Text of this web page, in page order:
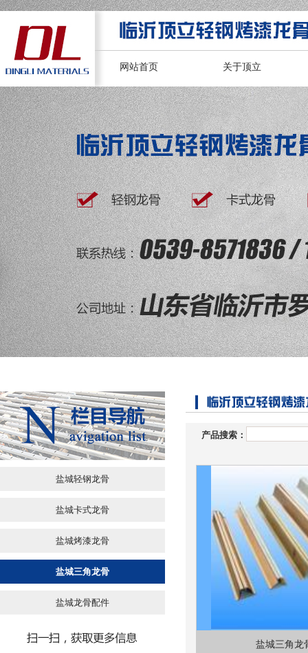
网站首页 关于顶立
产品搜索：
盐城三角龙
盐城轻钢龙骨
盐城卡式龙骨
盐城烤漆龙骨
盐城三角龙骨
盐城龙骨配件